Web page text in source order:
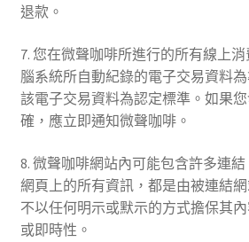
退款。
7. 您在微聲咖啡所進行的所有線上
腦系統所自動紀錄的電子交易資料
該電子交易資料為認定標準。如果
確，應立即通知微聲咖啡。
8. 微聲咖啡網站內可能包含許多連
網頁上的所有資訊，都是由被連結
不以任何明示或默示的方式擔保其
或即時性。